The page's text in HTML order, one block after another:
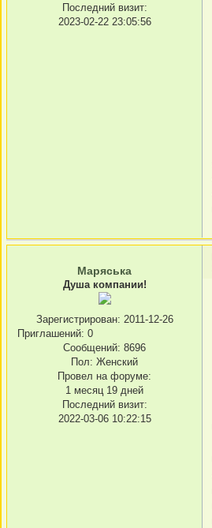
Последний визит:
2023-02-22 23:05:56
Маряська
Душа компании!
Зарегистрирован: 2011-12-26
Приглашений: 0
Сообщений: 8696
Пол: Женский
Провел на форуме:
1 месяц 19 дней
Последний визит:
2022-03-06 10:22:15